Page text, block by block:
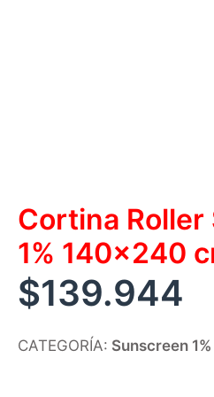
Cortina Roller
1% 140×240
$139.944
CATEGORÍA: Sunscreen 1%